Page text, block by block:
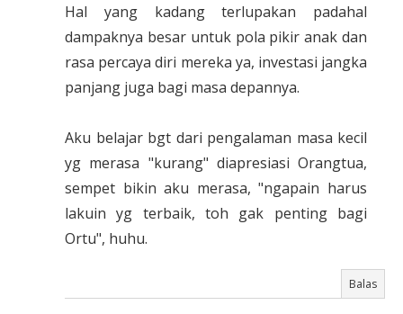
Hal yang kadang terlupakan padahal
dampaknya besar untuk pola pikir anak dan
rasa percaya diri mereka ya, investasi jangka
panjang juga bagi masa depannya.
Aku belajar bgt dari pengalaman masa kecil
yg merasa "kurang" diapresiasi Orangtua,
sempet bikin aku merasa, "ngapain harus
lakuin yg terbaik, toh gak penting bagi
Ortu", huhu.
Balas